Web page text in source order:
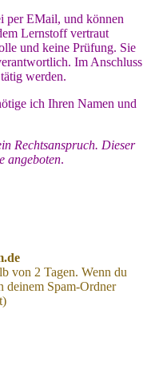
per EMail, und können
Lernstoff vertraut
und keine Prüfung. Sie
Im Anschluss
werden.
ich Ihren Namen und
Rechtsanspruch. Dieser
angeboten.
von 2 Tagen. Wenn du
deinem Spam-Ordner